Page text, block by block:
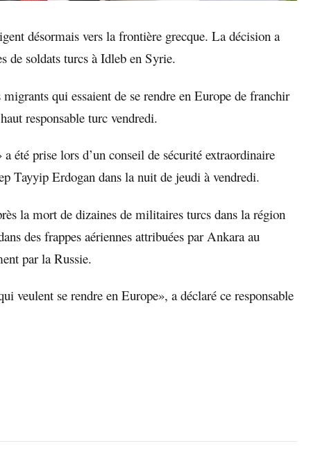
désormais vers la frontière grecque. La décision a
de soldats turcs à Idleb en Syrie.
qui essaient de se rendre en Europe de franchir
responsable turc vendredi.
été prise lors d’un conseil de sécurité extraordinaire
Tayyip Erdogan dans la nuit de jeudi à vendredi.
la mort de dizaines de militaires turcs dans la région
des frappes aériennes attribuées par Ankara au
par la Russie.
veulent se rendre en Europe», a déclaré ce responsable